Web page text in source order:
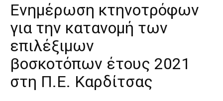
Ενημέρωση κτηνοτρόφων
για την κατανομή των
επιλέξιμων
βοσκοτόπων έτους 2021
στη Π.Ε. Καρδίτσας